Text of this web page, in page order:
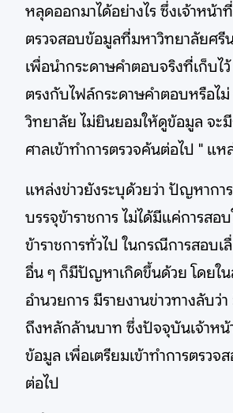
หลุดออกมาได้อย่างไร ซึ่งเจ้าหน้า
ตรวจสอบข้อมูลที่มหาวิทยาลัยศรี
เพื่อนำกระดาษคำตอบจริงที่เก็บไ
ตรงกับไฟล์กระดาษคำตอบหรือไ
วิทยาลัย ไม่ยินยอมให้ดูข้อมูล จะ
ศาลเข้าทำการตรวจค้นต่อไป " แห
แหล่งข่าวยังระบุด้วยว่า ปัญหากา
บรรจุข้าราชการ ไม่ได้มีแค่การสอ
ข้าราชการทั่วไป ในกรณีการสอบ
อื่น ๆ ก็มีปัญหาเกิดขึ้นด้วย โดยใ
อำนวยการ มีรายงานข่าวทางลับว่
ถึงหลักล้านบาท ซึ่งปัจจุบันเจ้าหน้
ข้อมูล เพื่อเตรียมเข้าทำการตรวจ
ต่อไป